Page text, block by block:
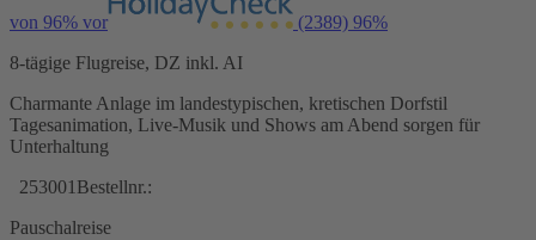
von 96% vor (2389) 96%
8-tägige Flugreise, DZ inkl. AI
Charmante Anlage im landestypischen, kretischen Dorfstil
Tagesanimation, Live-Musik und Shows am Abend sorgen für
Unterhaltung
253001 Bestellnr.:
Pauschalreise